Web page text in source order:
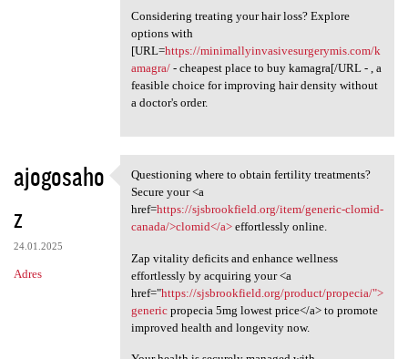
Considering treating your hair loss? Explore
options with
[URL=https://minimallyinvasivesurgerymis.com/k
amagra/- cheapest place to buy kamagra[/URL - , a
feasible choice for improving hair density without
a doctor's order.
ajogosaho
z
24.01.2025
Adres
Questioning where to obtain
Questioning where to obtain fertility treatments?
Secure your <a
href=https://sjsbrookfield.org/item/generic-clomid-
canada/>clomid</a>effortlessly online.
Zap vitality deficits and enhance wellness
effortlessly by acquiring your <a
href="https://sjsbrookfield.org/product/propecia/">
genericpropecia 5mg lowest price</a> to promote
improved health and longevity now.